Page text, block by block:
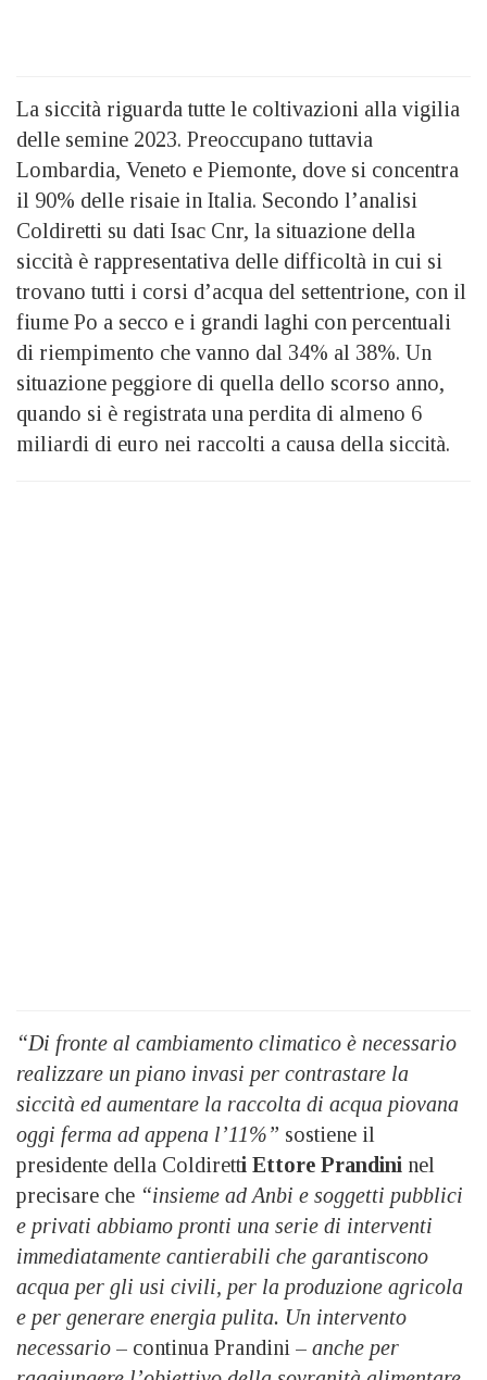
La siccità riguarda tutte le coltivazioni alla vigilia
delle semine 2023. Preoccupano tuttavia
Lombardia, Veneto e Piemonte, dove si concentra
il 90% delle risaie in Italia. Secondo l’analisi
Coldiretti su dati Isac Cnr, la situazione della
siccità è rappresentativa delle difficoltà in cui si
trovano tutti i corsi d’acqua del settentrione, con il
fiume Po a secco e i grandi laghi con percentuali
di riempimento che vanno dal 34% al 38%. Un
situazione peggiore di quella dello scorso anno,
quando si è registrata una perdita di almeno 6
miliardi di euro nei raccolti a causa della siccità.
“Di fronte al cambiamento climatico è necessario
realizzare un piano invasi per contrastare la
siccità ed aumentare la raccolta di acqua piovana
oggi ferma ad appena l’11%” sostiene il
presidente della Coldiretti Ettore Prandini nel
precisare che “insieme ad Anbi e soggetti pubblici
e privati abbiamo pronti una serie di interventi
immediatamente cantierabili che garantiscono
acqua per gli usi civili, per la produzione agricola
e per generare energia pulita. Un intervento
necessario – continua Prandini – anche per